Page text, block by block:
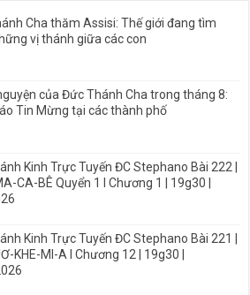
Cha thăm Assisi: Thế giới đang tìm
vị thánh giữa các con
của Đức Thánh Cha trong tháng 8:
Tin Mừng tại các thành phố
Kinh Trực Tuyến ĐC Stephano Bài 222 |
CA-BÊ Quyển 1 I Chương 1 | 19g30 |
Kinh Trực Tuyến ĐC Stephano Bài 221 |
KHE-MI-A I Chương 12 | 19g30 |